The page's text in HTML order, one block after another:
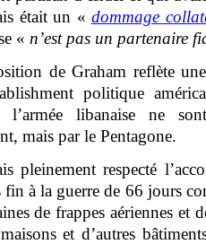
était un « dommage
« n’est pas un partenaire
de Graham reflète
politique
l’armée libanaise ne
mais par le Pentagone.
pleinement respecté
à la guerre de 66 jours
de frappes aériennes et
et d’autres